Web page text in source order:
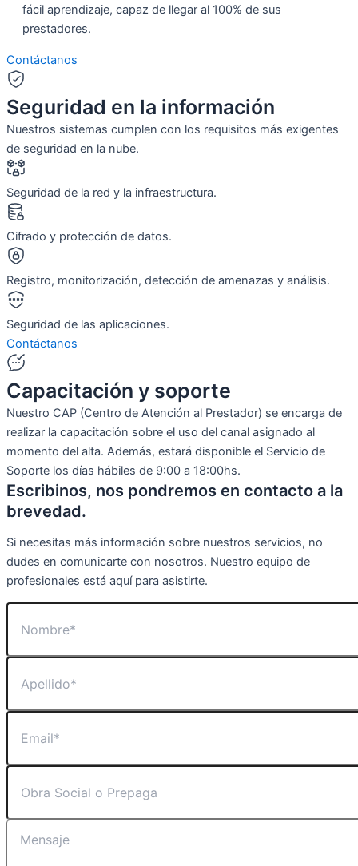
fácil aprendizaje, capaz de llegar al 100% de sus
prestadores.
Contáctanos
Seguridad en la información
Nuestros sistemas cumplen con los requisitos más exigentes
de seguridad en la nube.
Seguridad de la red y la infraestructura.
Cifrado y protección de datos.
Registro, monitorización, detección de amenazas y análisis.
Seguridad de las aplicaciones.
Contáctanos
Capacitación y soporte
Nuestro CAP (Centro de Atención al Prestador) se encarga de
realizar la capacitación sobre el uso del canal asignado al
momento del alta. Además, estará disponible el Servicio de
Soporte los días hábiles de 9:00 a 18:00hs.
Escribinos, nos pondremos en contacto a la
brevedad.
Si necesitas más información sobre nuestros servicios, no
dudes en comunicarte con nosotros. Nuestro equipo de
profesionales está aquí para asistirte.